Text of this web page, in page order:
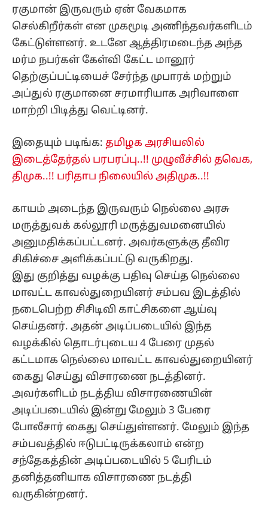
ரகுமான் இருவரும் ஏன் வேகமாக
செல்கிறீர்கள் என முகமூடி அணிந்தவர்களிடம்
கேட்டுள்ளனர். உடனே ஆத்திரமடைந்த அந்த
மர்ம நபர்கள் கேள்வி கேட்ட மானூர்
தெற்குப்பட்டியைச் சேர்ந்த முபாரக் மற்றும்
அப்துல் ரகுமானை சரமாரியாக அரிவாளை
மாற்றி பிடித்து வெட்டினர்.
இதையும் படிங்க: தமிழக அரசியலில்
இடைத்தேர்தல் பரபரப்பு..!! முழுவீச்சில் தவெக,
திமுக..!! பரிதாப நிலையில் அதிமுக..!!
காயம் அடைந்த இருவரும் நெல்லை அரசு
மருத்துவக் கல்லூரி மருத்துவமனையில்
அனுமதிக்கப்பட்டனர். அவர்களுக்கு தீவிர
சிகிச்சை அளிக்கப்பட்டு வருகிறது.
இது குறித்து வழக்கு பதிவு செய்த நெல்லை
மாவட்ட காவல்துறையினர் சம்பவ இடத்தில்
நடைபெற்ற சிசிடிவி காட்சிகளை ஆய்வு
செய்தனர். அதன் அடிப்படையில் இந்த
வழக்கில் தொடர்புடைய 4 பேரை முதல்
கட்டமாக நெல்லை மாவட்ட காவல்துறையினர்
கைது செய்து விசாரணை நடத்தினர்.
அவர்களிடம் நடத்திய விசாரணையின்
அடிப்படையில் இன்று மேலும் 3 பேரை
போலீசார் கைது செய்துள்ளனர். மேலும் இந்த
சம்பவத்தில் ஈடுபட்டிருக்கலாம் என்ற
சந்தேகத்தின் அடிப்படையில் 5 பேரிடம்
தனித்தனியாக விசாரணை நடத்தி
வருகின்றனர்.